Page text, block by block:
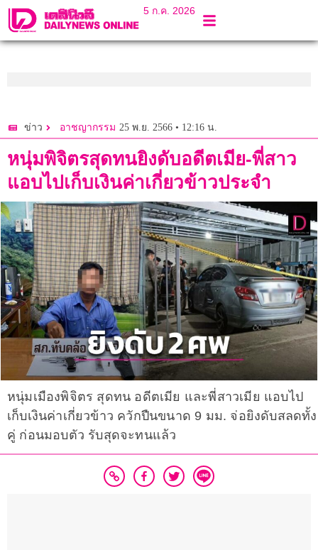
5 ก.ค. 2026
ข่าว อาชญากรรม 25 พ.ย. 2566 • 12:16 น.
หนุ่มพิจิตรสุดทนยิงดับอดีตเมีย-พี่สาว
แอบไปเก็บเงินค่าเกี่ยวข้าวประจำ
หนุ่มเมืองพิจิตร สุดทน อดีตเมีย และพี่สาวเมีย แอบไป
เก็บเงินค่าเกี่ยวข้าว ควักปืนขนาด 9 มม. จ่อยิงดับสลดทั้ง
คู่ ก่อนมอบตัว รับสุดจะทนแล้ว